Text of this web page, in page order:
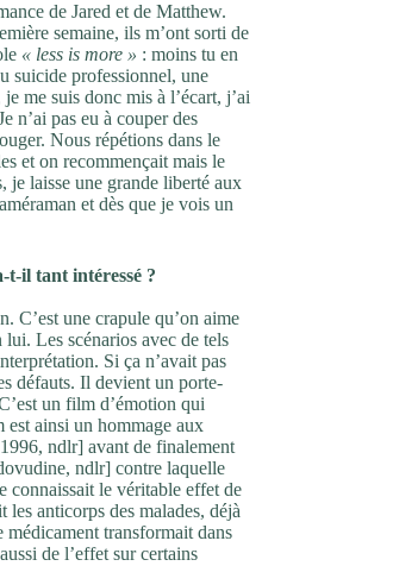
de Jared et de Matthew.
semaine, ils m’ont sorti de
« less is more » : moins tu en
suicide professionnel, une
me suis donc mis à l’écart, j’ai
n’ai pas eu à couper des
Nous répétions dans le
et on recommençait mais le
je laisse une grande liberté aux
et dès que je vois un
t-il tant intéressé ?
C’est une crapule qu’on aime
Les scénarios avec de tels
Si ça n’avait pas
défauts. Il devient un porte-
un film d’émotion qui
ainsi un hommage aux
ndlr] avant de finalement
ndlr] contre laquelle
connaissait le véritable effet de
anticorps des malades, déjà
transformait dans
de l’effet sur certains